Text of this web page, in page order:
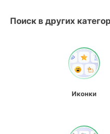
Поиск в других
Иконки